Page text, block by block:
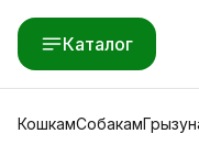
Каталог
КошкамСобакам